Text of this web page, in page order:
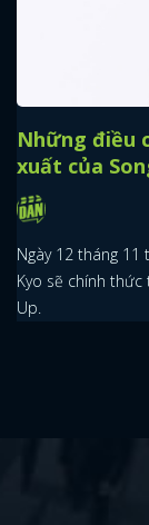
Những điều
xuất của
Ngày 12 tháng 11
Kyo sẽ chính thức
Up.